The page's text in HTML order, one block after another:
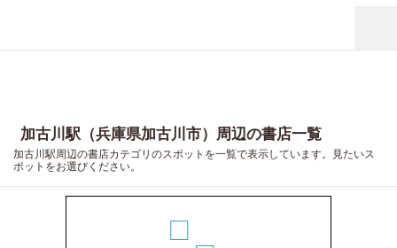
加古川駅（兵庫県加古川市）周辺の書店一覧
加古川駅周辺の書店カテゴリのスポットを一覧で表示しています。見たいス
ポットをお選びください。